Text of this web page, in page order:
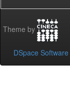
Theme by
DSpace Software